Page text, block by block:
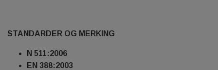
STANDARDER OG MERKING
N 511:2006
EN 388:2003